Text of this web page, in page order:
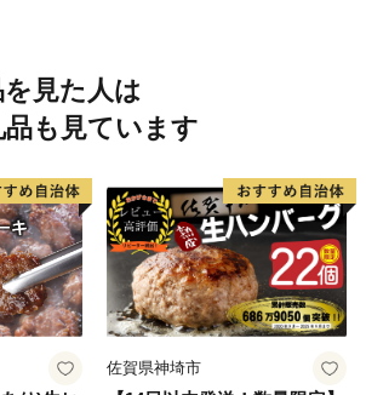
見た人は
も見ています
佐賀県神埼市